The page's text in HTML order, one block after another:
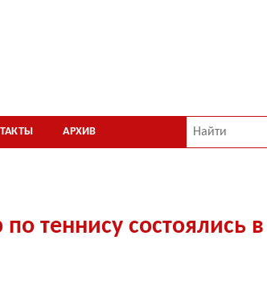
АРХИВ
теннису состоялись в